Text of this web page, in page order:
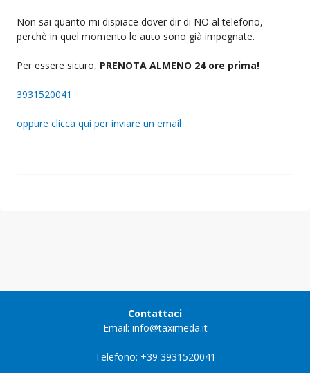
Non sai quanto mi dispiace dover dir di NO al telefono,
perchè in quel momento le auto sono già impegnate.
Per essere sicuro, PRENOTA ALMENO 24 ore prima!
3931520041
oppure clicca qui per inviare un email
Contattaci
Email: info@taximeda.it
Telefono: +39 3931520041